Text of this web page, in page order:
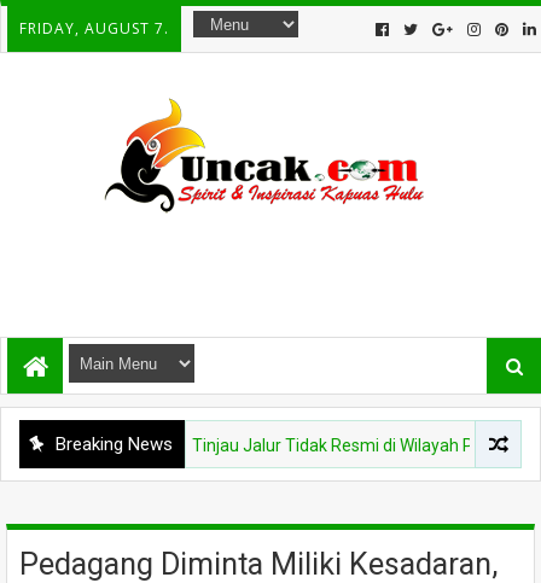
FRIDAY, AUGUST 7.
Breaking News
Karantina Kalbar Tinjau Jalur Tidak Resmi di Wilayah PLBN Nanga
Pedagang Diminta Miliki Kesadaran,